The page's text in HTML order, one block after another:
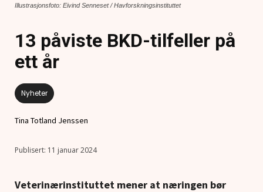
Illustrasjonsfoto: Eivind Senneset / Havforskningsinstituttet
13 påviste BKD-tilfeller på
ett år
Nyheter
Tina Totland Jenssen
11 januar 2024
Veterinærinstituttet mener at næringen bør